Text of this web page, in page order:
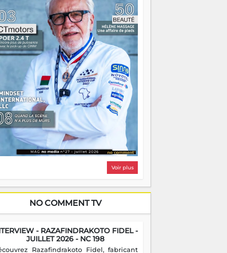
on pourrait s'arrêter là, applaudir et
chez soi satisfait. Mais ce serait
à côté d'une chose essentielle. La
ça brûle fort — et parfois, ça brûle
Une flamme sans direction peut
autant qu'elle peut consumer. C'est
que les aînés entrent en scène — pas
reprendre le gouvernail, mais pour
où sont les récifs. Les jeunes ont la
les vieux ont l'expérience, comme on
Ce n'est pas un combat de générations
c'est une question d'équipage. Partagez
réussites, mais aussi vos échecs. Surtout
échecs, d'ailleurs — ils enseignent
que n'importe quel manuel. À
la barque avance. Il faut juste
que tout le monde rame dans le
Voir plus
NO COMMENT TV
- RAZAFINDRAKOTO FIDEL -
JUILLET 2026 - NC 198
Razafindrakoto Fidel, fabricant